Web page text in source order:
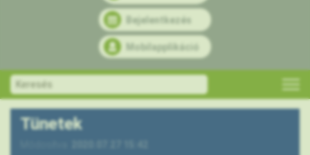
Bejelentkezés
Mobilapplikáció
Tünetek